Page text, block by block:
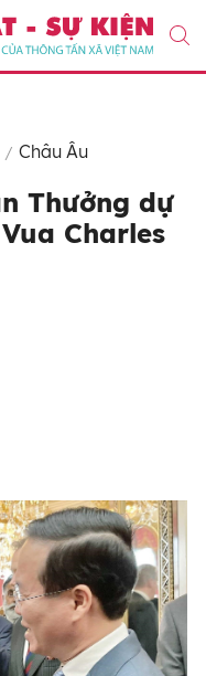
Châu Âu
Thưởng dự
Charles